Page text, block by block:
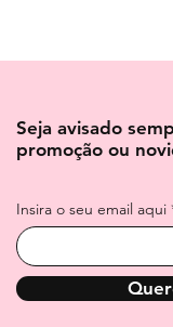
Seja avisado
promoção ou
Insira o seu email aqui